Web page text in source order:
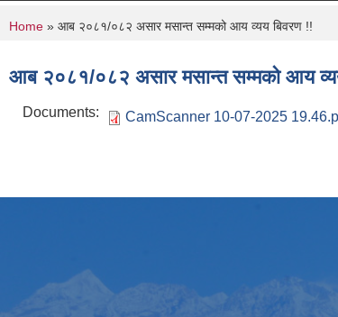
You are here
Home » आब २०८१/०८२ असार मसान्त सम्मको आय व्यय बिवरण !!
आब २०८१/०८२ असार मसान्त सम्मको आय
Documents: CamScanner 10-07-2025